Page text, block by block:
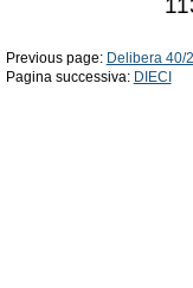
Previous page: Delibera 40/
Pagina successiva: DIECI